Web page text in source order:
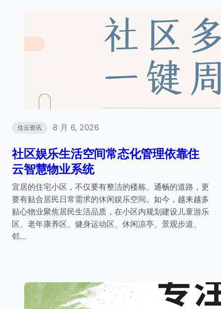
住云资讯 ·8 月 6, 2026
社区娱乐生活空间常态化管理依靠住
云智慧物业系统
宜居的住宅小区，不仅要有整洁的楼栋、通畅的道路，更
要有贴合居民日常需求的休闲娱乐空间。如今，越来越多
贴心物业聚焦居民生活品质，在小区内规划建设儿童游乐
区、老年康养区、健身运动区、休闲凉亭、景观步道、
邻…